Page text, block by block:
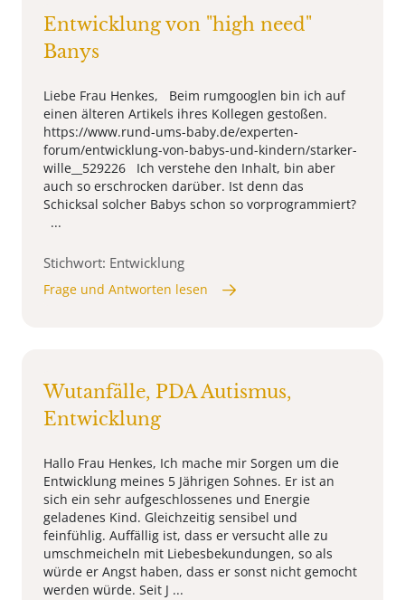
Entwicklung von "high need"
Banys
Liebe Frau Henkes, Beim rumgooglen bin ich auf
einen älteren Artikels ihres Kollegen gestoßen.
https://www.rund-ums-baby.de/experten-
forum/entwicklung-von-babys-und-kindern/starker-
wille__529226 Ich verstehe den Inhalt, bin aber
auch so erschrocken darüber. Ist denn das
Schicksal solcher Babys schon so vorprogrammiert?
...
Stichwort: Entwicklung
Frage und Antworten lesen
Wutanfälle, PDA Autismus,
Entwicklung
Hallo Frau Henkes, Ich mache mir Sorgen um die
Entwicklung meines 5 Jährigen Sohnes. Er ist an
sich ein sehr aufgeschlossenes und Energie
geladenes Kind. Gleichzeitig sensibel und
feinfühlig. Auffällig ist, dass er versucht alle zu
umschmeicheln mit Liebesbekundungen, so als
würde er Angst haben, dass er sonst nicht gemocht
werden würde. Seit J ...